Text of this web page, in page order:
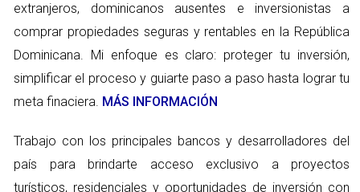
amistades que desarrolla durante la jornada escolar. La
accesibilidad es igualmente esencial; verifique si existen
opciones de transporte escolar o transporte público
adecuado.
Currículo y enfoque académico
El currículo del colegio debe alinearse con las expectativas
extranjeros, dominicanos ausentes e inversionistas a
comprar propiedades seguras y rentables en la República
Dominicana. Mi enfoque es claro: proteger tu inversión,
simplificar el proceso y guiarte paso a paso hasta lograr tu
meta finaciera. MÁS INFORMACIÓN
Trabajo con los principales bancos y desarrolladores del
país para brindarte acceso exclusivo a proyectos
turísticos, residenciales y oportunidades de inversión con